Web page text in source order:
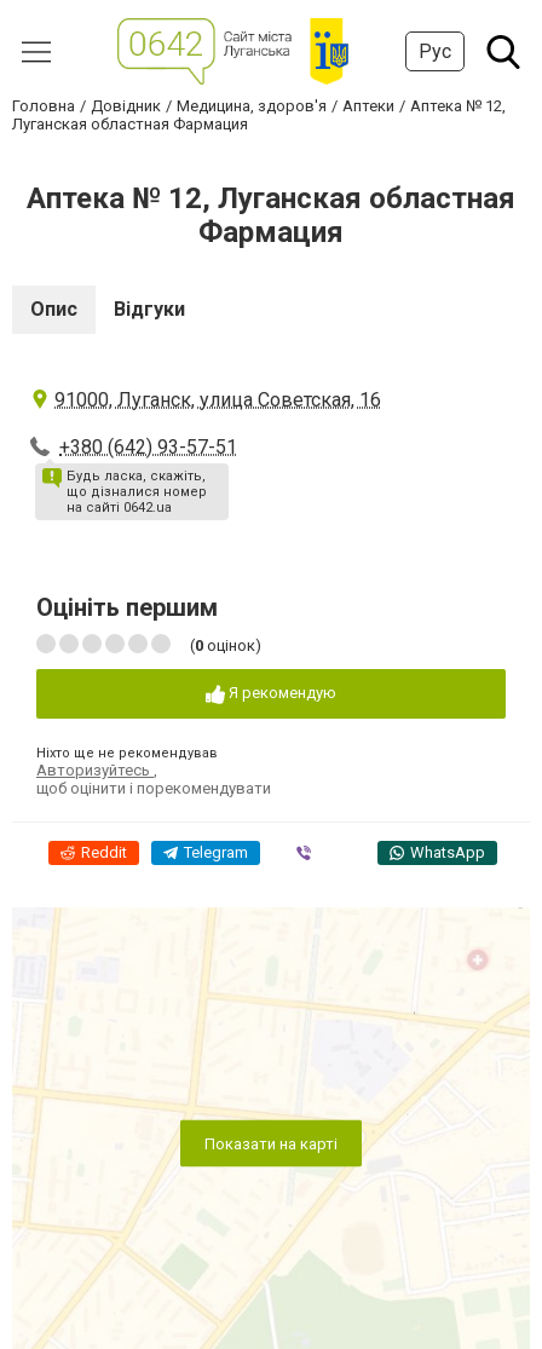
Рус
Головна Довідник Медицина, здоров'я Аптеки
Аптека № 12,
Луганская областная Фармация
Аптека № 12, Луганская областная
Фармация
Опис Відгуки
91000, Луганск, улица Советская, 16
+380 (642) 93-57-51
Будь ласка, скажіть,
що дізналися номер
на сайті 0642.ua
Оцініть першим
(0 оцінок)
Я рекомендую
Ніхто ще не рекомендував
Авторизуйтесь
щоб оцінити і порекомендувати
Reddit Telegram WhatsApp
Показати на карті